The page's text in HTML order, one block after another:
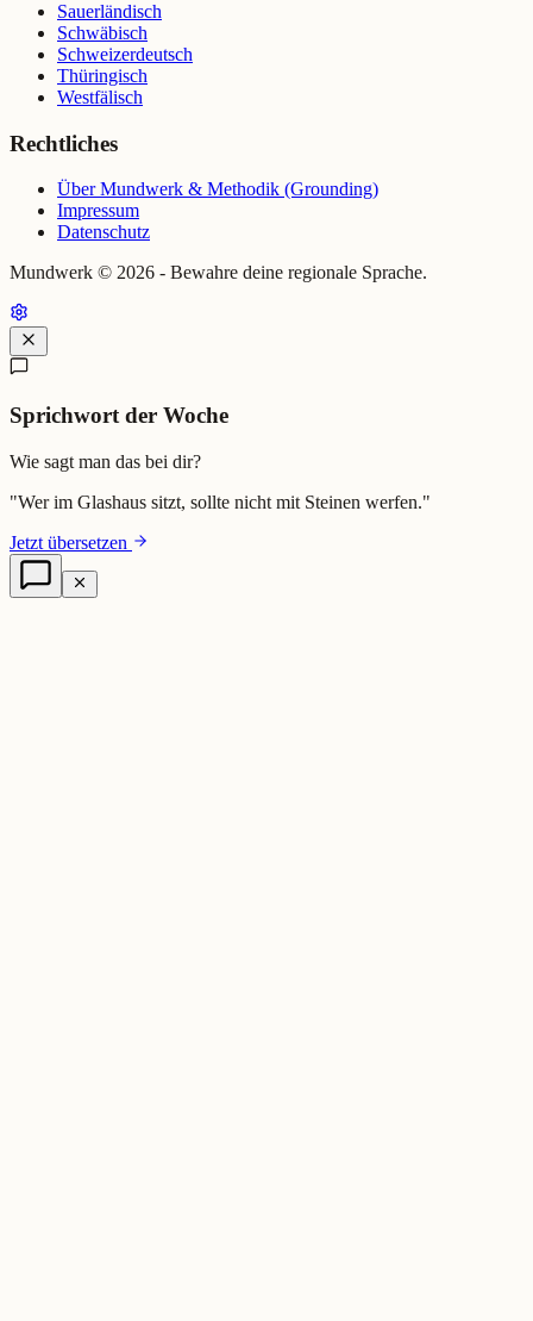
Sauerländisch
Schwäbisch
Schweizerdeutsch
Thüringisch
Westfälisch
Rechtliches
Über Mundwerk & Methodik (Grounding)
Impressum
Datenschutz
Mundwerk © 2026 - Bewahre deine regionale Sprache.
Sprichwort der Woche
Wie sagt man das bei dir?
"Wer im Glashaus sitzt, sollte nicht mit Steinen werfen."
Jetzt übersetzen